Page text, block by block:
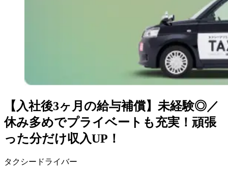
【入社後3ヶ月の給与補償】未経験◎／
休み多めでプライベートも充実！頑張
った分だけ収入UP！
タクシードライバー